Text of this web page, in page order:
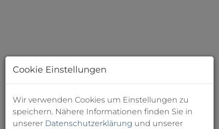
Beschreibung
Cookie Einstellungen
Wir verwenden Cookies um Einstellungen zu
speichern. Nähere Informationen finden Sie in
unserer Datenschutzerklärung und unserer